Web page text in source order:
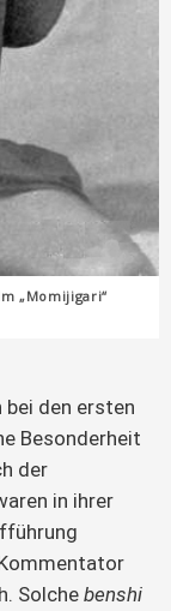
„Momijigari“
bei den ersten
Besonderheit
der
in ihrer
Solchebenshi